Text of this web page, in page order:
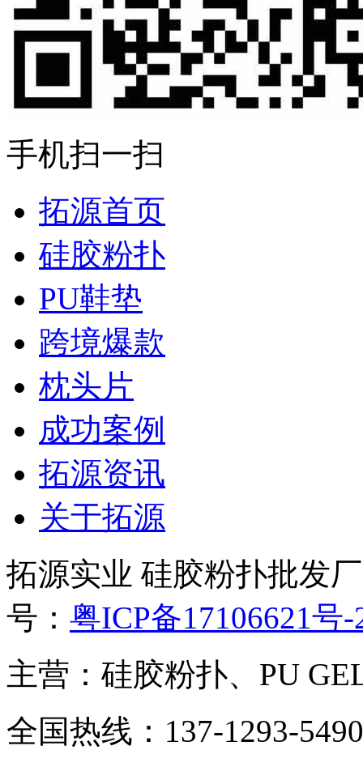
手机扫一扫
拓源首页
硅胶粉扑
PU鞋垫
跨境爆款
枕头片
成功案例
拓源资讯
关于拓源
拓源实业 硅胶粉扑批发
号： 粤ICP备17106621号-
主营：硅胶粉扑、PU
全国热线：137-1293-